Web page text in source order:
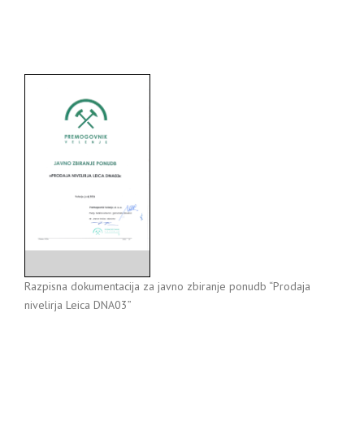
Razpisna dokumentacija za javno zbiranje ponudb “Prodaja
nivelirja Leica DNA03”